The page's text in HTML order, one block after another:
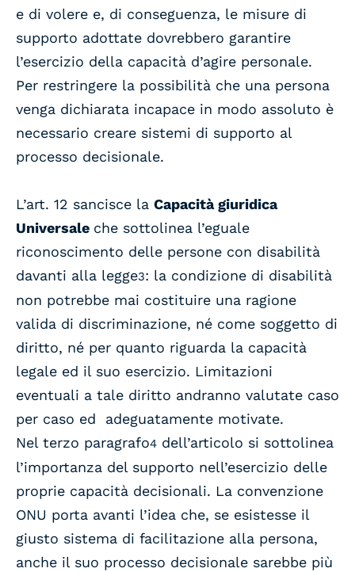
e di volere e, di conseguenza, le misure di
supporto adottate dovrebbero garantire
l’esercizio della capacità d’agire personale.
Per restringere la possibilità che una persona
venga dichiarata incapace in modo assoluto è
necessario creare sistemi di supporto al
processo decisionale.
L’art. 12 sancisce la Capacità giuridica
Universale che sottolinea l’eguale
riconoscimento delle persone con disabilità
davanti alla legge3: la condizione di disabilità
non potrebbe mai costituire una ragione
valida di discriminazione, né come soggetto di
diritto, né per quanto riguarda la capacità
legale ed il suo esercizio. Limitazioni
eventuali a tale diritto andranno valutate caso
per caso ed adeguatamente motivate.
Nel terzo paragrafo4 dell’articolo si sottolinea
l’importanza del supporto nell’esercizio delle
proprie capacità decisionali. La convenzione
ONU porta avanti l’idea che, se esistesse il
giusto sistema di facilitazione alla persona,
anche il suo processo decisionale sarebbe più